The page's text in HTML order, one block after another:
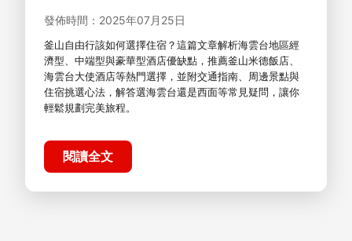
發佈時間：2025年07月25日
釜山自由行該如何選擇住宿？這篇文章解析海雲台地區經
濟型、中端型與豪華型酒店優缺點，推薦釜山米德飯店、
海雲台大使酒店等熱門選擇，並附交通指南、周邊景點與
住宿挑選心法，解答選海雲台還是西面等常見疑問，讓你
輕鬆規劃完美旅程。
閱讀全文